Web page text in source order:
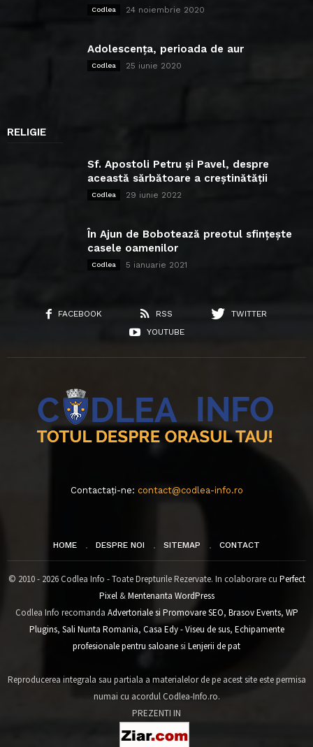
Codlea 24 noiembrie 2020
Adolescența, perioada de aur
Codlea 25 iunie 2020
RELIGIE
Sf. Apostoli Petru și Pavel, despre
această sărbătoare a creștinătății
Codlea 29 iunie 2022
În Ajun de Bobotează preotul sfințește
casele oamenilor
Codlea 5 ianuarie 2021
FACEBOOK RSS
TWITTER
YOUTUBE
Contactați-ne: contact@codlea-info.ro
HOME DESPRE NOI SITEMAP CONTACT
© 2010 - 2026 Codlea Info - Toate Drepturile Rezervate. In colaborare cu Perfect
Pixel&Mentenanta WordPress
Codlea Info recomanda Advertoriale si Promovare SEO, Brasov Events, WP
Plugins, Sali Nunta Romania, Casa Edy - Viseu de sus, Echipamente
profesionale pentru saloanesi Lenjerii de pat
Reproducerea integrala sau partiala a materialelor de pe acest site este permisa
numai cu acordul Codlea-Info.ro.
PREZENTI IN